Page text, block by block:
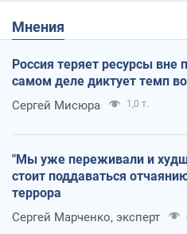
Мнения
Россия теряет ресурсы вне
самом деле диктует темп
Сергей Мисюра 1,0 т.
"Мы уже переживали и
стоит поддаваться
террора
Сергей Марченко, эксперт